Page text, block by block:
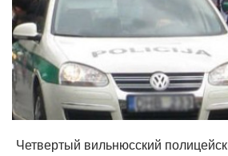
Четвертый вильнюсский